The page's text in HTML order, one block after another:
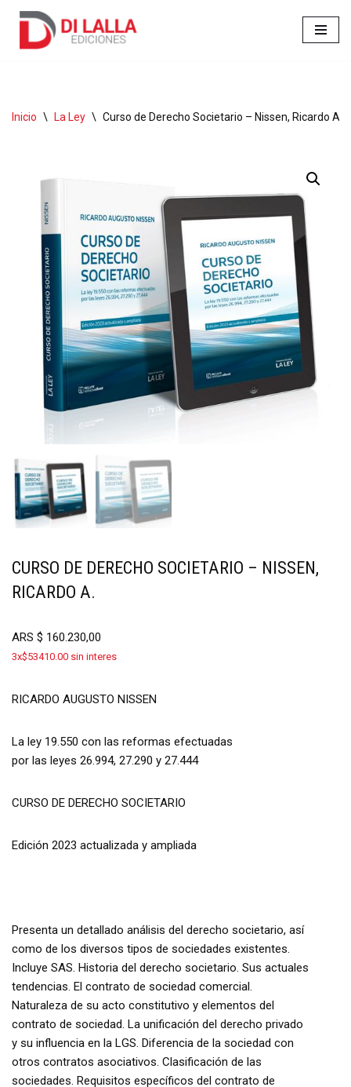
Inicio \ La Ley \ Curso de Derecho Societario – Nissen, Ricardo A.
CURSO DE DERECHO SOCIETARIO – NISSEN,
RICARDO A.
ARS $ 160.230,00
3x$53410.00 sin interes
RICARDO AUGUSTO NISSEN
La ley 19.550 con las reformas efectuadas
por las leyes 26.994, 27.290 y 27.444
CURSO DE DERECHO SOCIETARIO
Edición 2023 actualizada y ampliada
Presenta un detallado análisis del derecho societario, así
como de los diversos tipos de sociedades existentes.
Incluye SAS. Historia del derecho societario. Sus actuales
tendencias. El contrato de sociedad comercial.
Naturaleza de su acto constitutivo y elementos del
contrato de sociedad. La unificación del derecho privado
y su influencia en la LGS. Diferencia de la sociedad con
otros contratos asociativos. Clasificación de las
sociedades. Requisitos específicos del contrato de